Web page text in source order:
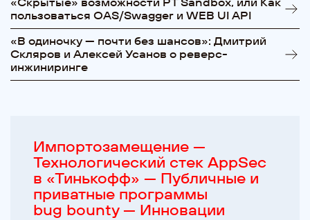
Импортозамещение —
Технологический стек AppSec
в «Тинькофф» — Публичные и
приватные программы
bug bounty — Инновации
пользоваться OAS/Swagger и WEB UI API
«В одиночку — почти без шансов»: Дмитрий
Скляров и Алексей Усанов о реверс-
инжиниринге